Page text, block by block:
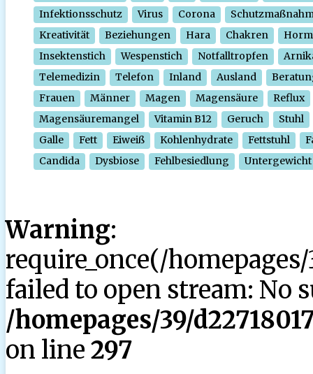
Infektionsschutz
Virus Corona
Kreativität
Beziehungen Hara Chakren
Insektenstich
Wespenstich Notfalltropfen
Telemedizin
Telefon Inland Ausland
Frauen
Männer Magen Magensäure
Reflux
Magensäuremangel
Vitamin B12 Geruch
Stuhl
Galle
Fett Eiweiß Kohlenhydrate Fettstuhl
Candida
Dysbiose Fehlbesiedlung Untergewicht
Warning:
require_once(/
failed to open stream: No
/homepages/39/
on line 297